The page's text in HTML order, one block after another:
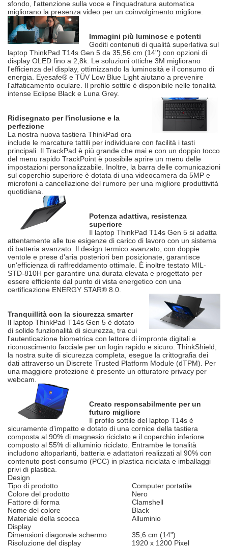
sfondo, l'attenzione sulla voce e l'inquadratura automatica
migliorano la presenza video per un coinvolgimento migliore.
Immagini più luminose e potenti
Goditi contenuti di qualità superlativa sul
laptop ThinkPad T14s Gen 5 da 35,56 cm (14'') con opzioni di
display OLED fino a 2,8k. Le soluzioni ottiche 3M migliorano
l'efficienza del display, ottimizzando la luminosità e il consumo di
energia. Eyesafe® e TÜV Low Blue Light aiutano a prevenire
l'affaticamento oculare. Il profilo sottile è disponibile nelle tonalità
intense Eclipse Black e Luna Grey.
Ridisegnato per l'inclusione e la
perfezione
La nostra nuova tastiera ThinkPad ora
include le marcature tattili per individuare con facilità i tasti
principali. Il TrackPad è più grande che mai e con un doppio tocco
del menu rapido TrackPoint è possibile aprire un menu delle
impostazioni personalizzabile. Inoltre, la barra delle comunicazioni
sul coperchio superiore è dotata di una videocamera da 5MP e
microfoni a cancellazione del rumore per una migliore produttività
quotidiana.
Potenza adattiva, resistenza
superiore
Il laptop ThinkPad T14s Gen 5 si adatta
attentamente alle tue esigenze di carico di lavoro con un sistema
di batteria avanzato. Il design termico avanzato, con doppie
ventole e prese d'aria posteriori ben posizionate, garantisce
un'efficienza di raffreddamento ottimale. È inoltre testato MIL-
STD-810H per garantire una durata elevata e progettato per
essere efficiente dal punto di vista energetico con una
certificazione ENERGY STAR® 8.0.
Tranquillità con la sicurezza smarter
Il laptop ThinkPad T14s Gen 5 è dotato
di solide funzionalità di sicurezza, tra cui
l'autenticazione biometrica con lettore di impronte digitali e
riconoscimento facciale per un login rapido e sicuro. ThinkShield,
la nostra suite di sicurezza completa, esegue la crittografia dei
dati attraverso un Discrete Trusted Platform Module (dTPM). Per
una maggiore protezione è presente un otturatore privacy per
webcam.
Creato responsabilmente per un
futuro migliore
Il profilo sottile del laptop T14s è
sicuramente d'impatto e dotato di una cornice della tastiera
composta al 90% di magnesio riciclato e il coperchio inferiore
composto al 55% di alluminio riciclato. Entrambe le tonalità
includono altoparlanti, batteria e adattatori realizzati al 90% con
contenuto post-consumo (PCC) in plastica riciclata e imballaggi
privi di plastica.
Design
Tipo di prodotto
Computer portatile
Colore del prodotto
Nero
Fattore di forma
Clamshell
Nome del colore
Black
Materiale della scocca
Alluminio
Display
Dimensioni diagonale schermo
35,6 cm (14")
Risoluzione del display
1920 x 1200 Pixel